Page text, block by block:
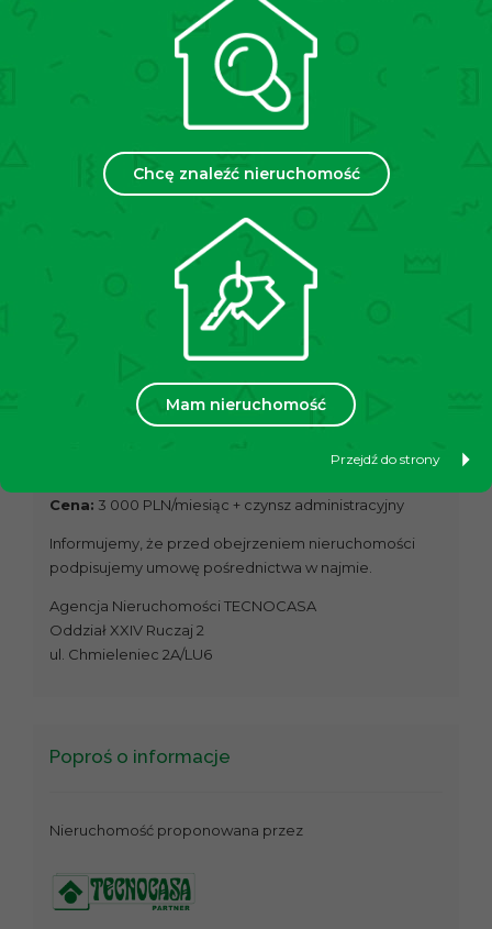
Chcę znaleźć nieruchomość
Mam nieruchomość
Przejdź do strony
komfortowe warunki użytkowania przez cały rok, a
także wygodę eksploatacji bez konieczności obsługi
indywidualnych źródeł ogrzewania.
budynek, w którym znajduje się lokal,
został wybudowany w 2008 roku i utrzymany jest w
Lokalizacja:
nieruchomość znajduje się w dobrze
zapewniającym wygodny dojazd zarówno dla klientów,
jak i pracowników. Dodatkowym atutem jest duża
liczba ogólnodostępnych i bezpłatnych miejsc
parkingowych w najbliższej okolicy.
miesięcznie. Szczegółowa rozpiska opłat
administracyjnych dostępna jest w biurze. Do wglądu
Cena: 3 000 PLN/miesiąc + czynsz administracyjny
Informujemy, że przed obejrzeniem nieruchomości
podpisujemy umowę pośrednictwa w najmie.
Agencja Nieruchomości TECNOCASA
Oddział XXIV Ruczaj 2
ul. Chmieleniec 2A/LU6
Poproś o informacje
Nieruchomość proponowana przez